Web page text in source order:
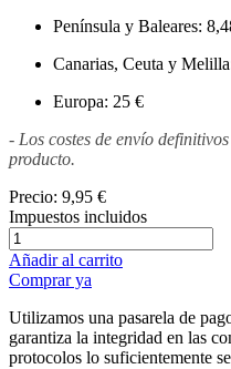
Península y Baleares:
Canarias, Ceuta y
Europa: 25 €
- Los costes de envío
producto.
Precio: 9,95 €
Impuestos incluidos
Añadir al carrito
Comprar ya
Utilizamos una pasarela de
garantiza la integridad en las
protocolos lo suficientemente